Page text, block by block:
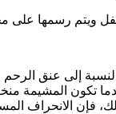
ويتم رسمها على
إلى عنق الرحم
تكون المشيمة
الانحراف